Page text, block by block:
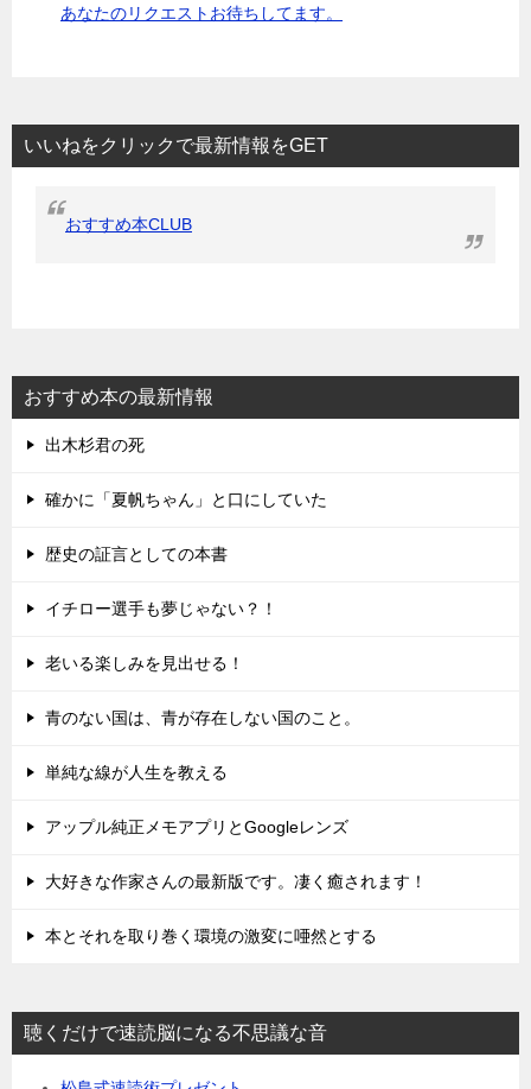
あなたのリクエストお待ちしてます。
いいねをクリックで最新情報をGET
おすすめ本CLUB
おすすめ本の最新情報
出木杉君の死
確かに「夏帆ちゃん」と口にしていた
歴史の証言としての本書
イチロー選手も夢じゃない？！
老いる楽しみを見出せる！
青のない国は、青が存在しない国のこと。
単純な線が人生を教える
アップル純正メモアプリとGoogleレンズ
大好きな作家さんの最新版です。凄く癒されます！
本とそれを取り巻く環境の激変に唖然とする
聴くだけで速読脳になる不思議な音